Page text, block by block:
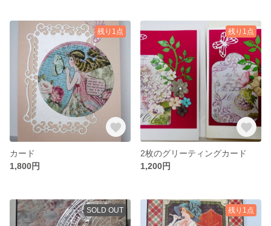
残り1点
カード
1,800円
残り1点
2枚のグリーティングカード
1,200円
SOLD OUT 残り1点